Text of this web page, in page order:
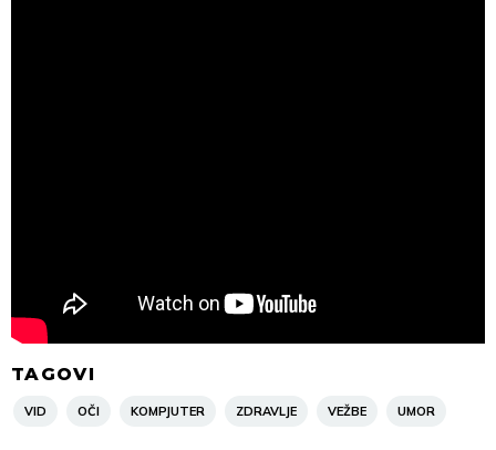
TAGOVI
VID OČI KOMPJUTER ZDRAVLJE VEŽBE UMOR